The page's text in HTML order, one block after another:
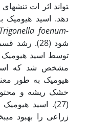
تواند اثر ات
دهد. اسید هیومیک
Trigonella foenum-
هیومیک به طور
خشک ریشه و
(27). اسید